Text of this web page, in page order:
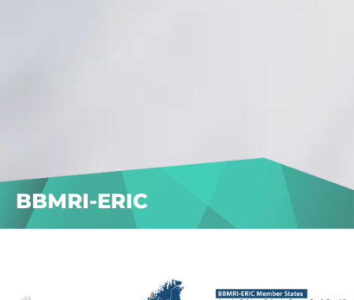
BBMRI-ERIC